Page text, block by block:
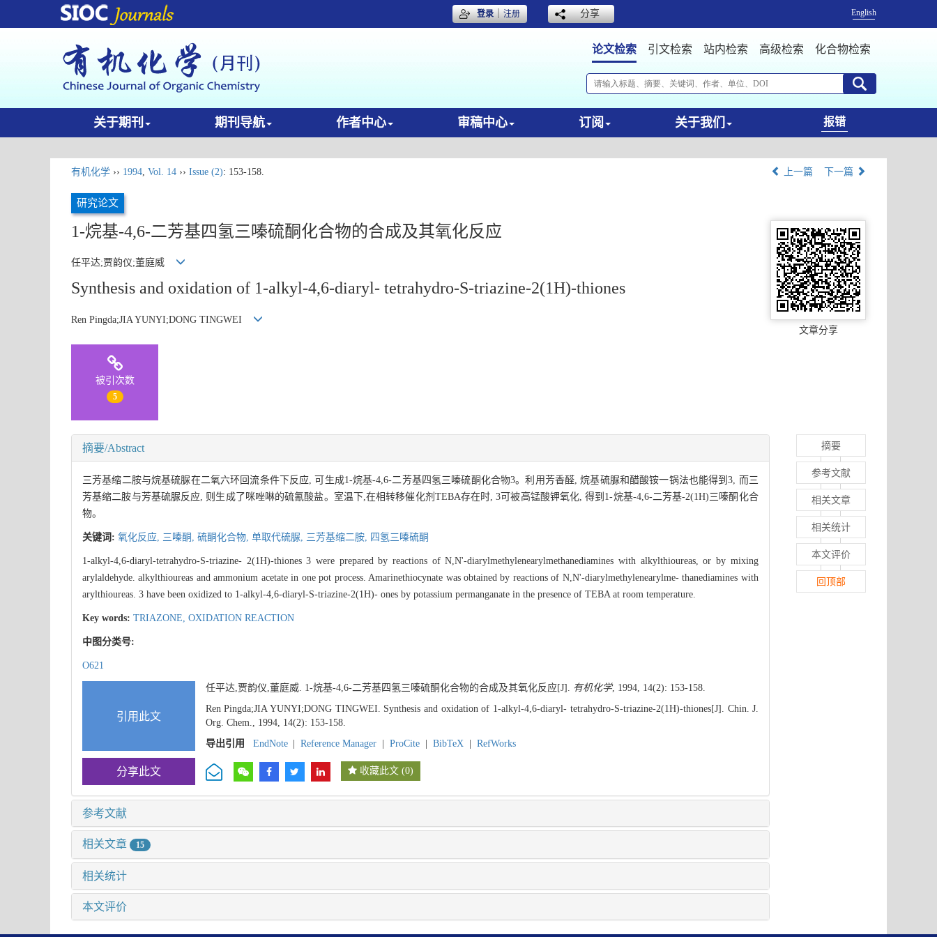
登录｜注册 分享 English
论文检索 引文检索 站内检索 高级检索 化合物检索
关于期刊 期刊导航 作者中心 审稿中心 订阅 关于我们 报错
有机化学 ›› 1994, Vol. 14 ›› Issue (2): 153-158. 上一篇 下一篇
研究论文
1-烷基-4,6-二芳基四氢三嗪硫酮化合物的合成及其氧化反应
任平达;贾韵仪;董庭威
Synthesis and oxidation of 1-alkyl-4,6-diaryl- tetrahydro-S-triazine-2(1H)-thiones
Ren Pingda;JIA YUNYI;DONG TINGWEI
文章分享
被引次数
5
摘要/Abstract
三芳基缩二胺与烷基硫脲在二氧六环回流条件下反应, 可生成1-烷基-4,6-二芳基四氢三嗪硫酮化合物3。利用芳香醛, 烷基硫脲和醋酸铵一锅法也能得到3, 而三
芳基缩二胺与芳基硫脲反应, 则生成了咪唑啉的硫氰酸盐。室温下,在相转移催化剂TEBA存在时, 3可被高锰酸钾氧化, 得到1-烷基-4,6-二芳基-2(1H)三嗪酮化合
物。
关键词: 氧化反应, 三嗪酮, 硫酮化合物, 单取代硫脲, 三芳基缩二胺, 四氢三嗪硫酮
1-alkyl-4,6-diaryl-tetrahydro-S-triazine- 2(1H)-thiones 3 were prepared by reactions of N,N'-diarylmethylenearylmethanediamines with alkylthioureas, or by mixing
arylaldehyde. alkylthioureas and ammonium acetate in one pot process. Amarinethiocynate was obtained by reactions of N,N'-diarylmethylenearylme- thanediamines with
arylthioureas. 3 have been oxidized to 1-alkyl-4,6-diaryl-S-triazine-2(1H)- ones by potassium permanganate in the presence of TEBA at room temperature.
Key words: TRIAZONE, OXIDATION REACTION
中图分类号:
O621
引用此文
任平达,贾韵仪,董庭威. 1-烷基-4,6-二芳基四氢三嗪硫酮化合物的合成及其氧化反应[J]. 有机化学, 1994, 14(2): 153-158.
Ren Pingda;JIA YUNYI;DONG TINGWEI. Synthesis and oxidation of 1-alkyl-4,6-diaryl- tetrahydro-S-triazine-2(1H)-thiones[J]. Chin. J.
Org. Chem., 1994, 14(2): 153-158.
导出引用
EndNote Reference Manager ProCite BibTeX RefWorks
分享此文 收藏此文 (0)
参考文献
相关文章 15
相关统计
本文评价
摘要
参考文献
相关文章
相关统计
本文评价
回顶部